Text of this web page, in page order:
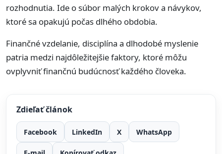
rozhodnutia. Ide o súbor malých krokov a návykov,
ktoré sa opakujú počas dlhého obdobia.
Finančné vzdelanie, disciplína a dlhodobé myslenie
patria medzi najdôležitejšie faktory, ktoré môžu
ovplyvniť finančnú budúcnosť každého človeka.
Zdieľať článok
Facebook LinkedIn X WhatsApp